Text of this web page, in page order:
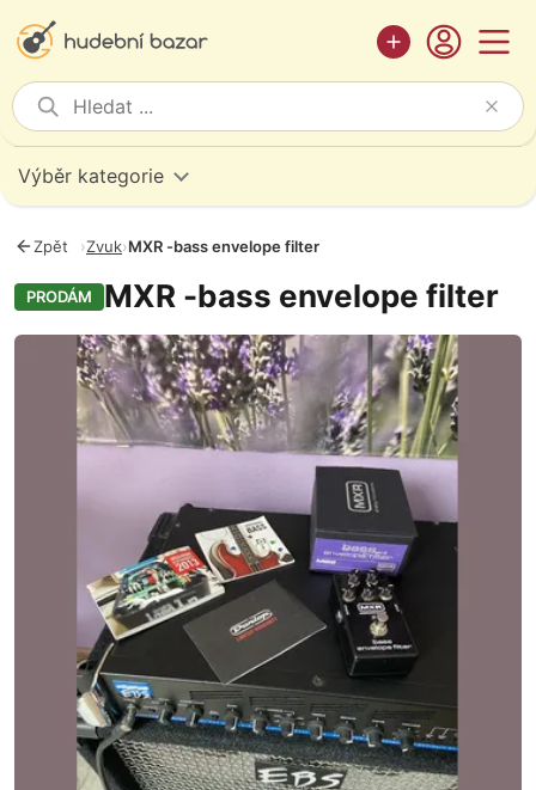
Výběr kategorie
Zpět ›Zvuk›MXR -bass envelope filter
PRODÁM MXR -bass envelope filter
Fotografie